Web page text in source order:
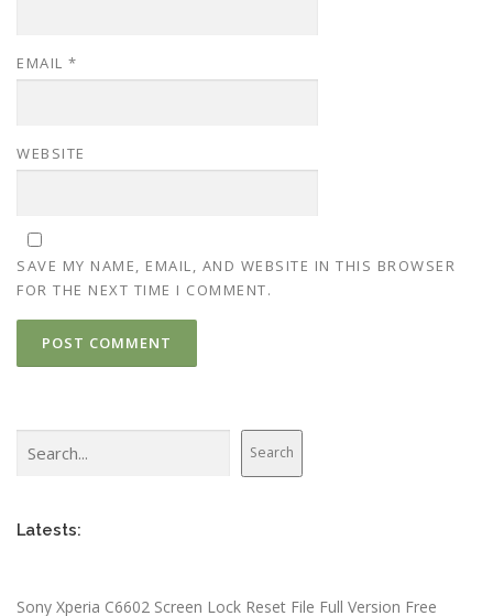
EMAIL *
WEBSITE
SAVE MY NAME, EMAIL, AND WEBSITE IN THIS BROWSER
FOR THE NEXT TIME I COMMENT.
Search
Latests:
Sony Xperia C6602 Screen Lock Reset File Full Version Free